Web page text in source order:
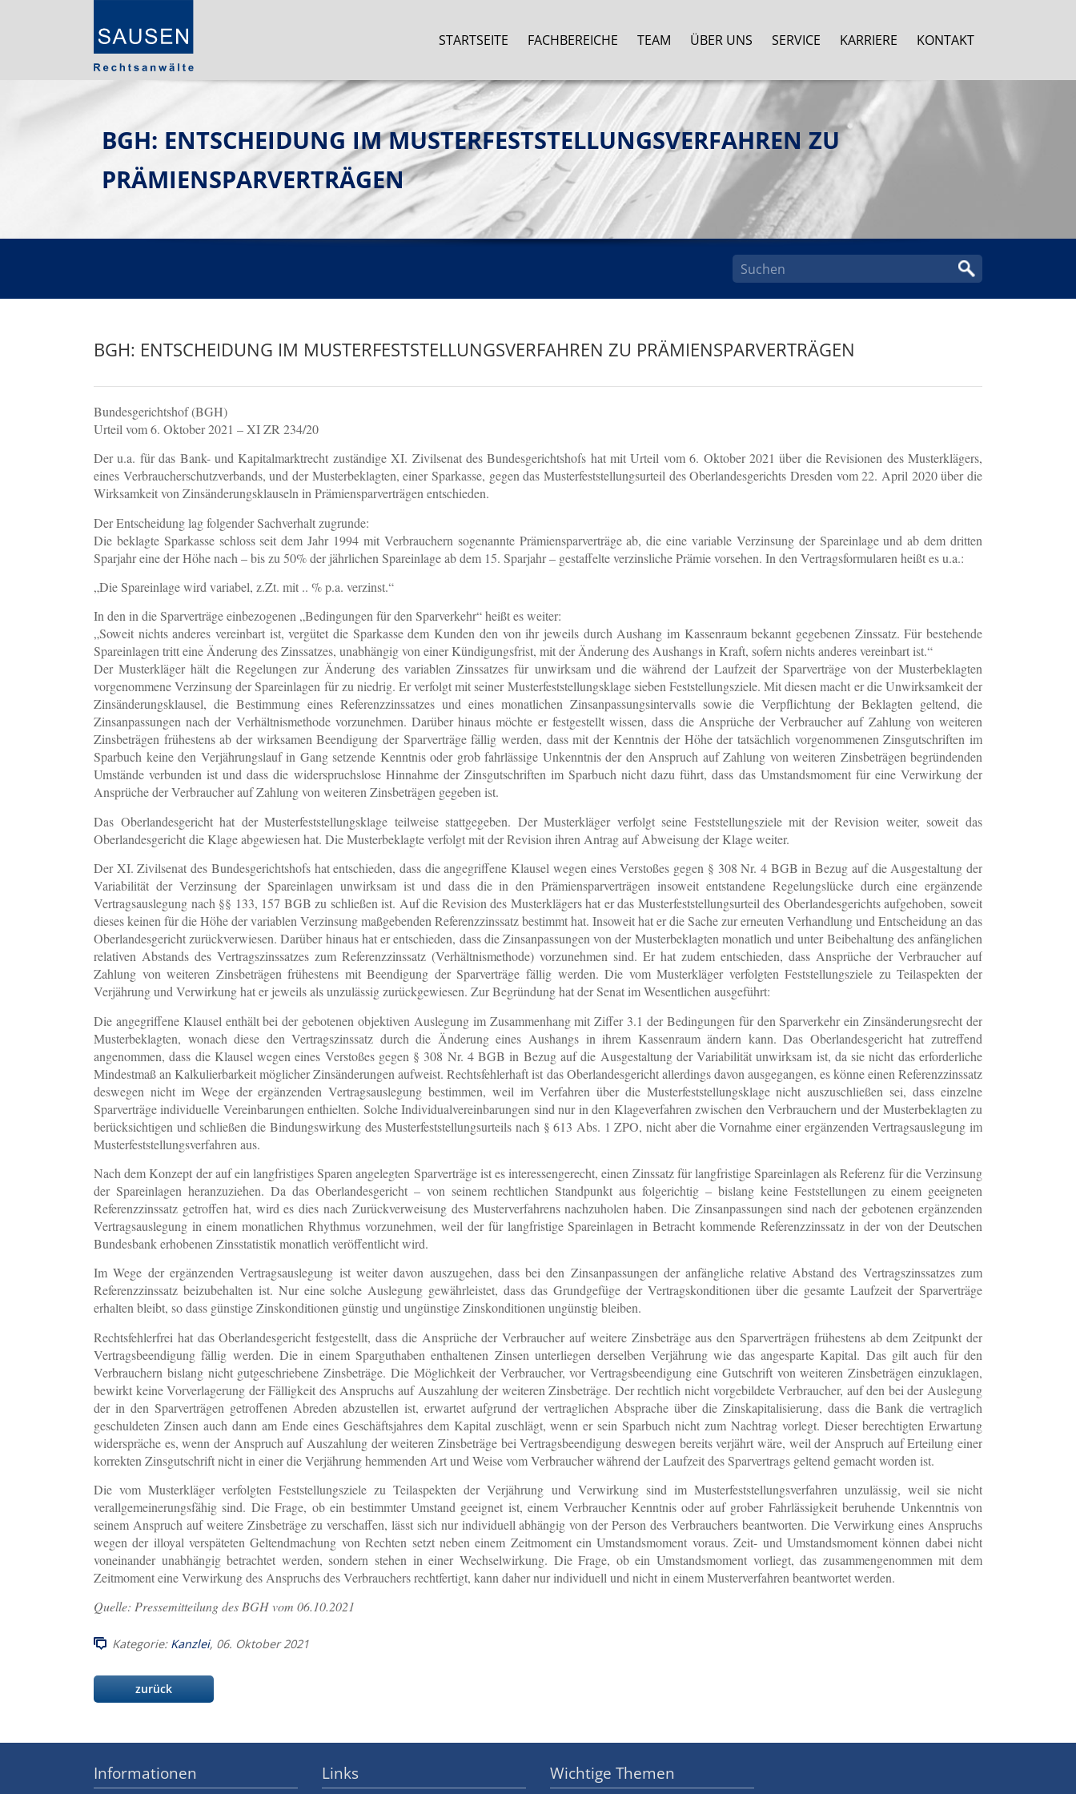
STARTSEITE FACHBEREICHE TEAM ÜBER UNS SERVICE KARRIERE KONTAKT
BGH: ENTSCHEIDUNG IM MUSTERFESTSTELLUNGSVERFAHREN ZU
PRÄMIENSPARVERTRÄGEN
BGH: ENTSCHEIDUNG IM MUSTERFESTSTELLUNGSVERFAHREN ZU PRÄMIENSPARVERTRÄGEN
Bundesgerichtshof (BGH)
Urteil vom 6. Oktober 2021 – XI ZR 234/20
Der u.a. für das Bank- und Kapitalmarktrecht zuständige XI. Zivilsenat des Bundesgerichtshofs hat mit Urteil vom 6. Oktober 2021 über die Revisionen des Musterklägers,
eines Verbraucherschutzverbands, und der Musterbeklagten, einer Sparkasse, gegen das Musterfeststellungsurteil des Oberlandesgerichts Dresden vom 22. April 2020 über die
Wirksamkeit von Zinsänderungsklauseln in Prämiensparverträgen entschieden.
Der Entscheidung lag folgender Sachverhalt zugrunde:
Die beklagte Sparkasse schloss seit dem Jahr 1994 mit Verbrauchern sogenannte Prämiensparverträge ab, die eine variable Verzinsung der Spareinlage und ab dem dritten
Sparjahr eine der Höhe nach – bis zu 50% der jährlichen Spareinlage ab dem 15. Sparjahr – gestaffelte verzinsliche Prämie vorsehen. In den Vertragsformularen heißt es u.a.:
„Die Spareinlage wird variabel, z.Zt. mit .. % p.a. verzinst.“
In den in die Sparverträge einbezogenen „Bedingungen für den Sparverkehr“ heißt es weiter:
„Soweit nichts anderes vereinbart ist, vergütet die Sparkasse dem Kunden den von ihr jeweils durch Aushang im Kassenraum bekannt gegebenen Zinssatz. Für bestehende
Spareinlagen tritt eine Änderung des Zinssatzes, unabhängig von einer Kündigungsfrist, mit der Änderung des Aushangs in Kraft, sofern nichts anderes vereinbart ist.“
Der Musterkläger hält die Regelungen zur Änderung des variablen Zinssatzes für unwirksam und die während der Laufzeit der Sparverträge von der Musterbeklagten
vorgenommene Verzinsung der Spareinlagen für zu niedrig. Er verfolgt mit seiner Musterfeststellungsklage sieben Feststellungsziele. Mit diesen macht er die Unwirksamkeit der
Zinsänderungsklausel, die Bestimmung eines Referenzzinssatzes und eines monatlichen Zinsanpassungsintervalls sowie die Verpflichtung der Beklagten geltend, die
Zinsanpassungen nach der Verhältnismethode vorzunehmen. Darüber hinaus möchte er festgestellt wissen, dass die Ansprüche der Verbraucher auf Zahlung von weiteren
Zinsbeträgen frühestens ab der wirksamen Beendigung der Sparverträge fällig werden, dass mit der Kenntnis der Höhe der tatsächlich vorgenommenen Zinsgutschriften im
Sparbuch keine den Verjährungslauf in Gang setzende Kenntnis oder grob fahrlässige Unkenntnis der den Anspruch auf Zahlung von weiteren Zinsbeträgen begründenden
Umstände verbunden ist und dass die widerspruchslose Hinnahme der Zinsgutschriften im Sparbuch nicht dazu führt, dass das Umstandsmoment für eine Verwirkung der
Ansprüche der Verbraucher auf Zahlung von weiteren Zinsbeträgen gegeben ist.
Das Oberlandesgericht hat der Musterfeststellungsklage teilweise stattgegeben. Der Musterkläger verfolgt seine Feststellungsziele mit der Revision weiter, soweit das
Oberlandesgericht die Klage abgewiesen hat. Die Musterbeklagte verfolgt mit der Revision ihren Antrag auf Abweisung der Klage weiter.
Der XI. Zivilsenat des Bundesgerichtshofs hat entschieden, dass die angegriffene Klausel wegen eines Verstoßes gegen § 308 Nr. 4 BGB in Bezug auf die Ausgestaltung der
Variabilität der Verzinsung der Spareinlagen unwirksam ist und dass die in den Prämiensparverträgen insoweit entstandene Regelungslücke durch eine ergänzende
Vertragsauslegung nach §§ 133, 157 BGB zu schließen ist. Auf die Revision des Musterklägers hat er das Musterfeststellungsurteil des Oberlandesgerichts aufgehoben, soweit
dieses keinen für die Höhe der variablen Verzinsung maßgebenden Referenzzinssatz bestimmt hat. Insoweit hat er die Sache zur erneuten Verhandlung und Entscheidung an das
Oberlandesgericht zurückverwiesen. Darüber hinaus hat er entschieden, dass die Zinsanpassungen von der Musterbeklagten monatlich und unter Beibehaltung des anfänglichen
relativen Abstands des Vertragszinssatzes zum Referenzzinssatz (Verhältnismethode) vorzunehmen sind. Er hat zudem entschieden, dass Ansprüche der Verbraucher auf
Zahlung von weiteren Zinsbeträgen frühestens mit Beendigung der Sparverträge fällig werden. Die vom Musterkläger verfolgten Feststellungsziele zu Teilaspekten der
Verjährung und Verwirkung hat er jeweils als unzulässig zurückgewiesen. Zur Begründung hat der Senat im Wesentlichen ausgeführt:
Die angegriffene Klausel enthält bei der gebotenen objektiven Auslegung im Zusammenhang mit Ziffer 3.1 der Bedingungen für den Sparverkehr ein Zinsänderungsrecht der
Musterbeklagten, wonach diese den Vertragszinssatz durch die Änderung eines Aushangs in ihrem Kassenraum ändern kann. Das Oberlandesgericht hat zutreffend
angenommen, dass die Klausel wegen eines Verstoßes gegen § 308 Nr. 4 BGB in Bezug auf die Ausgestaltung der Variabilität unwirksam ist, da sie nicht das erforderliche
Mindestmaß an Kalkulierbarkeit möglicher Zinsänderungen aufweist. Rechtsfehlerhaft ist das Oberlandesgericht allerdings davon ausgegangen, es könne einen Referenzzinssatz
deswegen nicht im Wege der ergänzenden Vertragsauslegung bestimmen, weil im Verfahren über die Musterfeststellungsklage nicht auszuschließen sei, dass einzelne
Sparverträge individuelle Vereinbarungen enthielten. Solche Individualvereinbarungen sind nur in den Klageverfahren zwischen den Verbrauchern und der Musterbeklagten zu
berücksichtigen und schließen die Bindungswirkung des Musterfeststellungsurteils nach § 613 Abs. 1 ZPO, nicht aber die Vornahme einer ergänzenden Vertragsauslegung im
Musterfeststellungsverfahren aus.
Nach dem Konzept der auf ein langfristiges Sparen angelegten Sparverträge ist es interessengerecht, einen Zinssatz für langfristige Spareinlagen als Referenz für die Verzinsung
der Spareinlagen heranzuziehen. Da das Oberlandesgericht – von seinem rechtlichen Standpunkt aus folgerichtig – bislang keine Feststellungen zu einem geeigneten
Referenzzinssatz getroffen hat, wird es dies nach Zurückverweisung des Musterverfahrens nachzuholen haben. Die Zinsanpassungen sind nach der gebotenen ergänzenden
Vertragsauslegung in einem monatlichen Rhythmus vorzunehmen, weil der für langfristige Spareinlagen in Betracht kommende Referenzzinssatz in der von der Deutschen
Bundesbank erhobenen Zinsstatistik monatlich veröffentlicht wird.
Im Wege der ergänzenden Vertragsauslegung ist weiter davon auszugehen, dass bei den Zinsanpassungen der anfängliche relative Abstand des Vertragszinssatzes zum
Referenzzinssatz beizubehalten ist. Nur eine solche Auslegung gewährleistet, dass das Grundgefüge der Vertragskonditionen über die gesamte Laufzeit der Sparverträge
erhalten bleibt, so dass günstige Zinskonditionen günstig und ungünstige Zinskonditionen ungünstig bleiben.
Rechtsfehlerfrei hat das Oberlandesgericht festgestellt, dass die Ansprüche der Verbraucher auf weitere Zinsbeträge aus den Sparverträgen frühestens ab dem Zeitpunkt der
Vertragsbeendigung fällig werden. Die in einem Sparguthaben enthaltenen Zinsen unterliegen derselben Verjährung wie das angesparte Kapital. Das gilt auch für den
Verbrauchern bislang nicht gutgeschriebene Zinsbeträge. Die Möglichkeit der Verbraucher, vor Vertragsbeendigung eine Gutschrift von weiteren Zinsbeträgen einzuklagen,
bewirkt keine Vorverlagerung der Fälligkeit des Anspruchs auf Auszahlung der weiteren Zinsbeträge. Der rechtlich nicht vorgebildete Verbraucher, auf den bei der Auslegung
der in den Sparverträgen getroffenen Abreden abzustellen ist, erwartet aufgrund der vertraglichen Absprache über die Zinskapitalisierung, dass die Bank die vertraglich
geschuldeten Zinsen auch dann am Ende eines Geschäftsjahres dem Kapital zuschlägt, wenn er sein Sparbuch nicht zum Nachtrag vorlegt. Dieser berechtigten Erwartung
widerspräche es, wenn der Anspruch auf Auszahlung der weiteren Zinsbeträge bei Vertragsbeendigung deswegen bereits verjährt wäre, weil der Anspruch auf Erteilung einer
korrekten Zinsgutschrift nicht in einer die Verjährung hemmenden Art und Weise vom Verbraucher während der Laufzeit des Sparvertrags geltend gemacht worden ist.
Die vom Musterkläger verfolgten Feststellungsziele zu Teilaspekten der Verjährung und Verwirkung sind im Musterfeststellungsverfahren unzulässig, weil sie nicht
verallgemeinerungsfähig sind. Die Frage, ob ein bestimmter Umstand geeignet ist, einem Verbraucher Kenntnis oder auf grober Fahrlässigkeit beruhende Unkenntnis von
seinem Anspruch auf weitere Zinsbeträge zu verschaffen, lässt sich nur individuell abhängig von der Person des Verbrauchers beantworten. Die Verwirkung eines Anspruchs
wegen der illoyal verspäteten Geltendmachung von Rechten setzt neben einem Zeitmoment ein Umstandsmoment voraus. Zeit- und Umstandsmoment können dabei nicht
voneinander unabhängig betrachtet werden, sondern stehen in einer Wechselwirkung. Die Frage, ob ein Umstandsmoment vorliegt, das zusammengenommen mit dem
Zeitmoment eine Verwirkung des Anspruchs des Verbrauchers rechtfertigt, kann daher nur individuell und nicht in einem Musterverfahren beantwortet werden.
Quelle: Pressemitteilung des BGH vom 06.10.2021
Kategorie: Kanzlei, 06. Oktober 2021
zurück
Informationen Links Wichtige Themen